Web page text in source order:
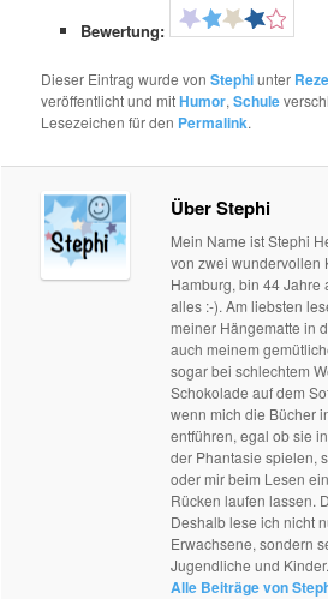
Bewertung:
Dieser Eintrag wurde vonStephiunter
veröffentlicht und mitHumor,Schule
Lesezeichen für den Permalink.
Über Stephi
Mein Name ist Stephi
von zwei wundervollen
Hamburg, bin 44
alles :-). Am liebsten
meiner Hängematte in
auch meinem
sogar bei schlechtem
Schokolade auf dem
wenn mich die Bücher
entführen, egal ob sie
der Phantasie spielen,
oder mir beim Lesen
Rücken laufen lassen.
Deshalb lese ich nicht
Erwachsene, sondern
Jugendliche und Kinder.
Alle Beiträge von